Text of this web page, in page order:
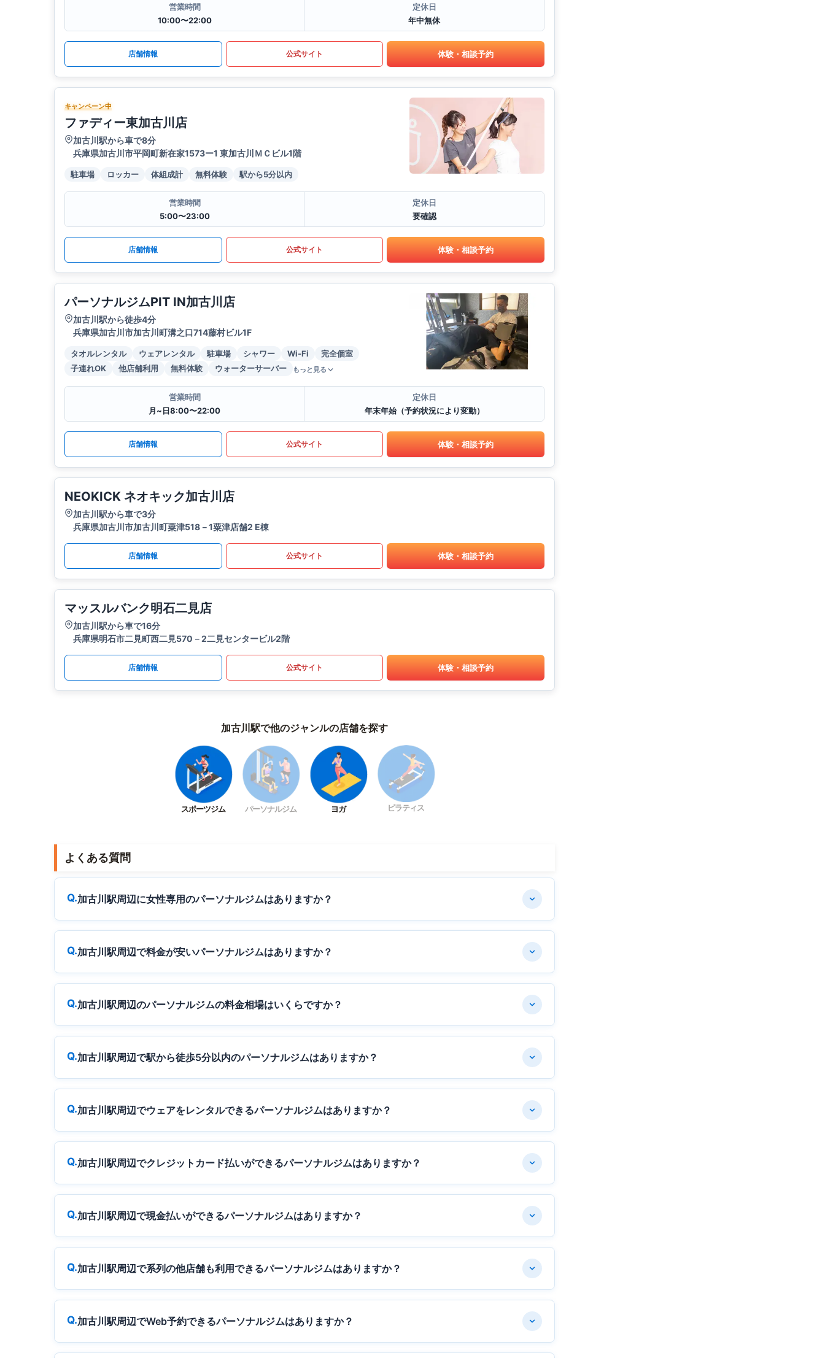
営業時間
10:00〜22:00
定休日
年中無休
店舗情報 公式サイト 体験・相談予約
キャンペーン中
ファディー東加古川店
加古川駅から車で8分
兵庫県加古川市平岡町新在家1573ー1 東加古川ＭＣビル1階
駐車場 ロッカー 体組成計 無料体験 駅から5分以内
営業時間
5:00〜23:00
定休日
要確認
店舗情報 公式サイト 体験・相談予約
パーソナルジムPIT IN加古川店
加古川駅から徒歩4分
兵庫県加古川市加古川町溝之口714藤村ビル1F
タオルレンタル ウェアレンタル 駐車場 シャワー Wi-Fi
完全個室
子連れOK
他店舗利用 無料体験 ウォーターサーバー もっと見る
営業時間
月~日8:00〜22:00
定休日
年末年始（予約状況により変動）
店舗情報 公式サイト 体験・相談予約
NEOKICK ネオキック加古川店
加古川駅から車で3分
兵庫県加古川市加古川町粟津518－1粟津店舗2 E棟
店舗情報 公式サイト 体験・相談予約
マッスルバンク明石二見店
加古川駅から車で16分
兵庫県明石市二見町西二見570－2二見センタービル2階
店舗情報 公式サイト 体験・相談予約
加古川駅で他のジャンルの店舗を探す
スポーツジム パーソナルジム ヨガ ピラティス
よくある質問
加古川駅周辺に女性専用のパーソナルジムはありますか？
加古川駅周辺で料金が安いパーソナルジムはありますか？
加古川駅周辺のパーソナルジムの料金相場はいくらですか？
加古川駅周辺で駅から徒歩5分以内のパーソナルジムはありますか？
加古川駅周辺でウェアをレンタルできるパーソナルジムはありますか？
加古川駅周辺でクレジットカード払いができるパーソナルジムはありますか？
加古川駅周辺で現金払いができるパーソナルジムはありますか？
加古川駅周辺で系列の他店舗も利用できるパーソナルジムはありますか？
加古川駅周辺でWeb予約できるパーソナルジムはありますか？